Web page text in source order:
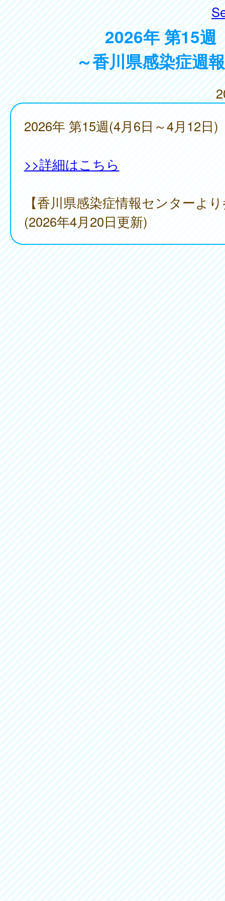
2026年 第15週
～香川県感染症週
2026年 第15週(4月6日～4月12日)
>>詳細はこちら
【香川県感染症情報センターよ
(2026年4月20日更新)